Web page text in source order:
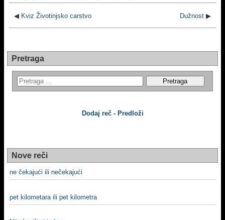
◀ Kviz Životinjsko carstvo Dužnost ▶
Pretraga
Dodaj reč - Predloži
Nove reči
ne čekajući ili nečekajući
pet kilometara ili pet kilometra